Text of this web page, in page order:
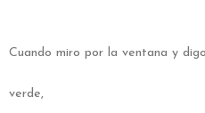
Cuando miro por la ventana y
verde,